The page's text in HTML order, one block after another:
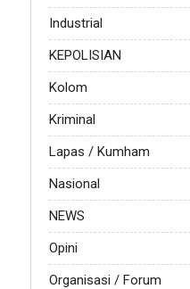
Industrial
KEPOLISIAN
Kolom
Kriminal
Lapas / Kumham
Nasional
NEWS
Opini
Organisasi / Forum